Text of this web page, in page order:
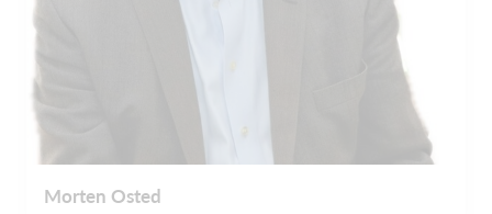
Morten Osted